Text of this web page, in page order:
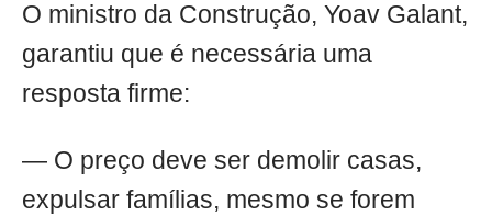
O ministro da Construção, Yoav Galant,
garantiu que é necessária uma
resposta firme:
— O preço deve ser demolir casas,
expulsar famílias, mesmo se forem